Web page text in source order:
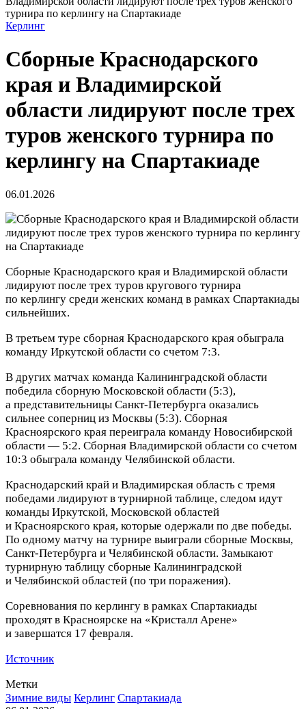
турнира по керлингу на Спартакиаде
Керлинг
Сборные Краснодарского
края и Владимирской
области лидируют после трех
туров женского турнира по
керлингу на Спартакиаде
06.01.2026
Сборные Краснодарского края и Владимирской области
лидируют после трех туров кругового турнира
по керлингу среди женских команд в рамках Спартакиады
сильнейших.
В третьем туре сборная Краснодарского края обыграла
команду Иркутской области со счетом 7:3.
В других матчах команда Калининградской области
победила сборную Московской области (5:3),
а представительницы Санкт‑Петербурга оказались
сильнее соперниц из Москвы (5:3). Сборная
Красноярского края переиграла команду Новосибирской
области — 5:2. Сборная Владимирской области со счетом
10:3 обыграла команду Челябинской области.
Краснодарский край и Владимирская область с тремя
победами лидируют в турнирной таблице, следом идут
команды Иркутской, Московской областей
и Красноярского края, которые одержали по две победы.
По одному матчу на турнире выиграли сборные Москвы,
Санкт‑Петербурга и Челябинской области. Замыкают
турнирную таблицу сборные Калининградской
и Челябинской областей (по три поражения).
Соревнования по керлингу в рамках Спартакиады
проходят в Красноярске на «Кристалл Арене»
и завершатся 17 февраля.
Источник
Метки
Зимние виды Керлинг Спартакиада